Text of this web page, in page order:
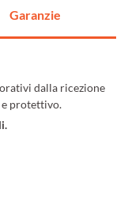
Garanzie
dalla ricezione
e protettivo.